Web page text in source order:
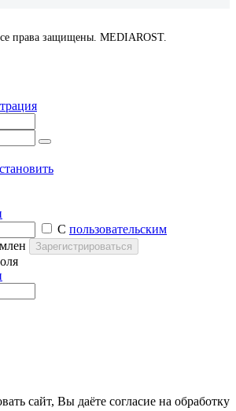
права защищены. MEDIAROST.
С пользовательским
Зарегистрироваться
сайт, Вы даёте согласие на обработку